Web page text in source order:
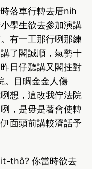
落車行轉去厝nih
學生欲去參加演講
有一工那行咧那練
了閣誠順，氣勢十
日仔聽講又閣拄對
。目睭金金人傷
想，這改我佇法院
，是毋是著會使轉
面頭前講較濟話予
thô? 你當時欲去